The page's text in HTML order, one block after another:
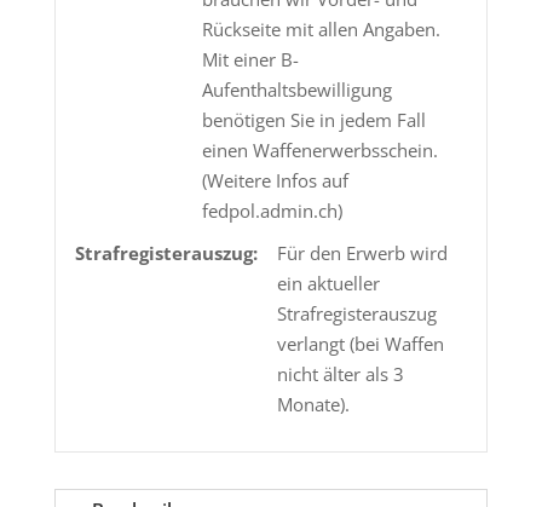
Rückseite mit allen Angaben.
Mit einer B-
Aufenthaltsbewilligung
benötigen Sie in jedem Fall
einen Waffenerwerbsschein.
(Weitere Infos auf
fedpol.admin.ch)
Strafregisterauszug:
Für den Erwerb wird
ein aktueller
Strafregisterauszug
verlangt (bei Waffen
nicht älter als 3
Monate).